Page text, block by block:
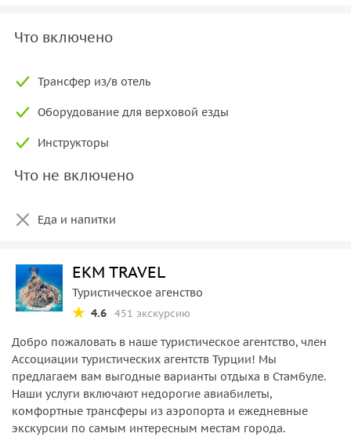
Что включено
Трансфер из/в отель
Оборудование для верховой езды
Инструкторы
Что не включено
Еда и напитки
EKM TRAVEL
Туристическое агенство
4.6 451 экскурсию
Добро пожаловать в наше туристическое агентство, член
Ассоциации туристических агентств Турции! Мы
предлагаем вам выгодные варианты отдыха в Стамбуле.
Наши услуги включают недорогие авиабилеты,
комфортные трансферы из аэропорта и ежедневные
экскурсии по самым интересным местам города.